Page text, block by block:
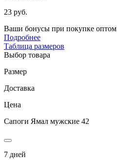
23 руб.
Ваши бонусы при покупке оптом
Подробнее
Таблица размеров
Выбор товара
Размер
Доставка
Цена
Сапоги Ямал мужские 42
7 дней